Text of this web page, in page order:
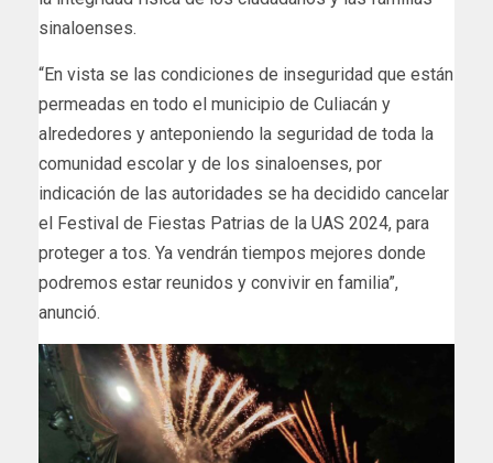
sinaloenses.
“En vista se las condiciones de inseguridad que están
permeadas en todo el municipio de Culiacán y
alrededores y anteponiendo la seguridad de toda la
comunidad escolar y de los sinaloenses, por
indicación de las autoridades se ha decidido cancelar
el Festival de Fiestas Patrias de la UAS 2024, para
proteger a tos. Ya vendrán tiempos mejores donde
podremos estar reunidos y convivir en familia”,
anunció.